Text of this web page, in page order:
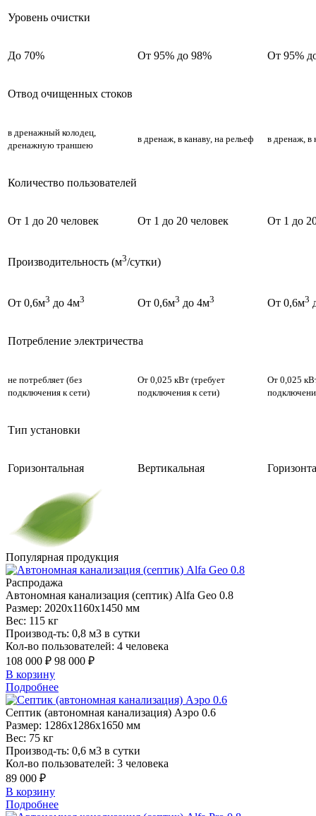
Уровень очистки
До 70% От 95% до 98% От 95%
Отвод очищенных стоков
в дренажный колодец,
дренажную траншею
в дренаж, в канаву, на рельеф в дренаж, в
Количество пользователей
От 1 до 20 человек От 1 до 20 человек От 1 до
Производительность (м3/сутки)
От 0,6м3 до 4м3 От 0,6м3 до 4м3 От 0,6м3
Потребление электричества
не потребляет (без
подключения к сети)
От 0,025 кВт (требует
подключения к сети)
От 0,025
Тип установки
Горизонтальная Вертикальная
Популярная продукция
Распродажа
Автономная канализация (септик) Alfa Geo 0.8
Размер: 2020x1160x1450 мм
Вес: 115 кг
Производ-ть: 0,8 м3 в сутки
Кол-во пользователей: 4 человека
108 000 ₽ 98 000 ₽
В корзину
Подробнее
Септик (автономная канализация) Аэро 0.6
Размер: 1286x1286x1650 мм
Вес: 75 кг
Производ-ть: 0,6 м3 в сутки
Кол-во пользователей: 3 человека
89 000 ₽
В корзину
Подробнее